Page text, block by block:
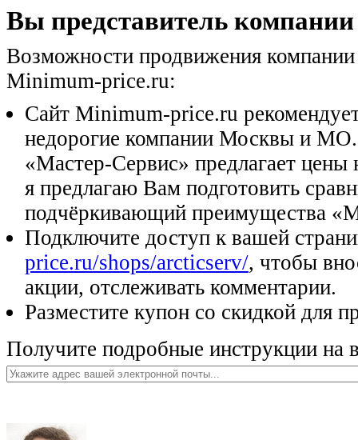
Вы представитель
Возможности продвижения
Minimum-price.ru:
Сайт Minimum-price.ru
недорогие компании Москвы и
«Мастер-Сервис» предлагает
я предлагаю Вам подготовить
подчёркивающий преимущества
Подключите доступ к вашей
price.ru/shops/arcticserv/, чтобы
акции, отслеживать комментарии.
Разместите купон со скидкой для
Получите подробные инструкции на